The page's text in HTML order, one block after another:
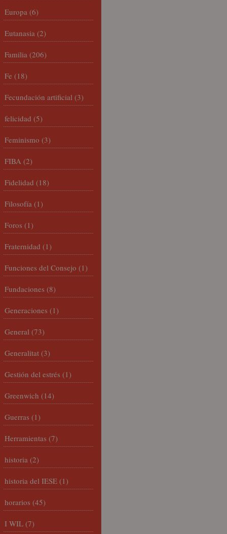
Europa (6)
Eutanasia (2)
Familia (206)
Fe (18)
Fecundación artificial (3)
felicidad (5)
Feminismo (3)
FIBA (2)
Fidelidad (18)
Filosofía (1)
Foros (1)
Fraternidad (1)
Funciones del Consejo (1)
Fundaciones (8)
Generaciones (1)
General (73)
Generalitat (3)
Gestión del estrés (1)
Greenwich (14)
Guerras (1)
Herramientas (7)
historia (2)
historia del IESE (1)
horarios (45)
I WIL (7)